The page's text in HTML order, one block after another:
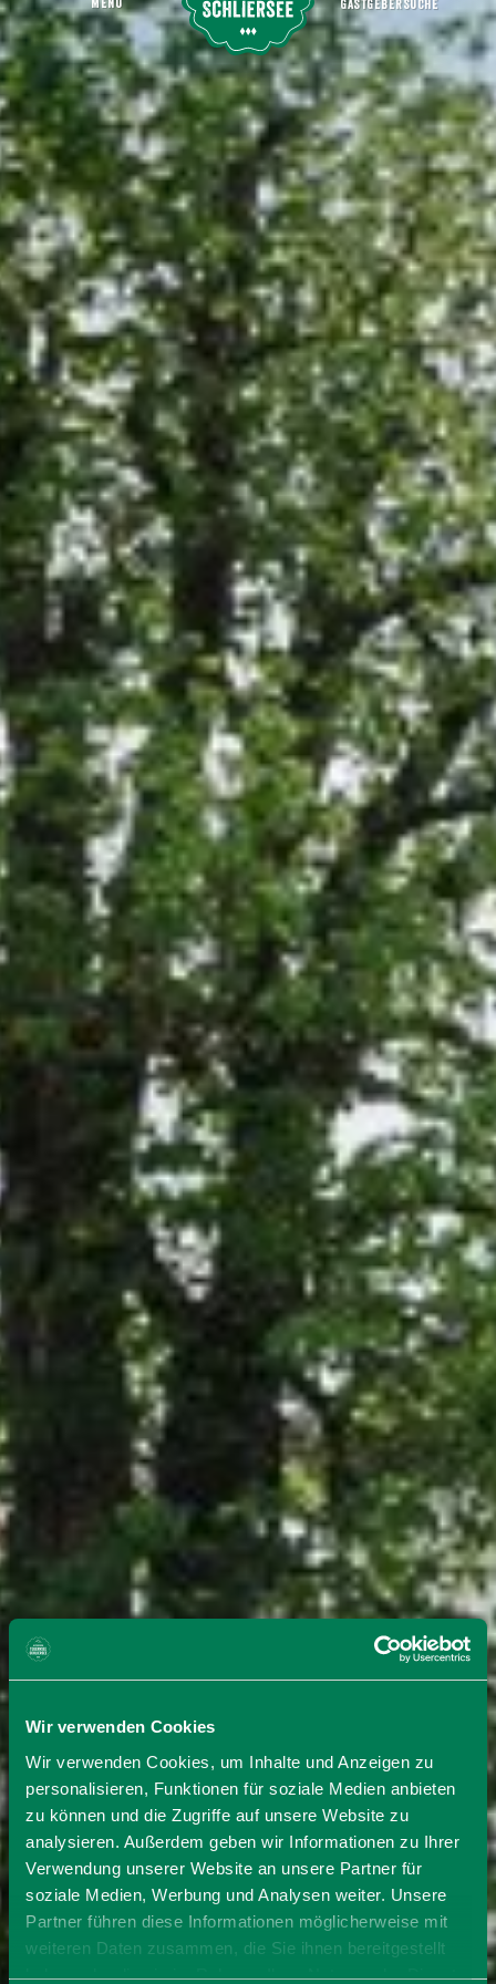
Wir verwenden Cookies
Wir verwenden Cookies, um Inhalte und Anzeigen zu
personalisieren, Funktionen für soziale Medien anbieten
zu können und die Zugriffe auf unsere Website zu
analysieren. Außerdem geben wir Informationen zu Ihrer
Verwendung unserer Website an unsere Partner für
soziale Medien, Werbung und Analysen weiter. Unsere
Partner führen diese Informationen möglicherweise mit
weiteren Daten zusammen, die Sie ihnen bereitgestellt
haben oder die sie im Rahmen Ihrer Nutzung der Dienste
Startseite Gemeinde Hausham
MENU GASTGEBERSUCHE